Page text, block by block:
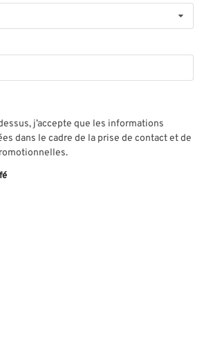
j’accepte que les informations
dans le cadre de la prise de contact et de